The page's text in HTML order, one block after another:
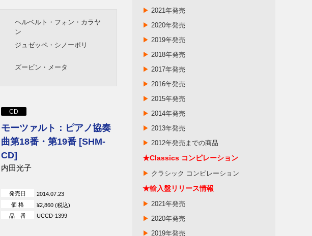
ヘルベルト・フォン・カラヤ
ン
ジュゼッペ・シノーポリ
ズービン・メータ
CD
モーツァルト：ピアノ協奏
曲第18番・第19番 [SHM-
CD]
内田光子
発売日
2014.07.23
価 格
¥2,860 (税込)
品 番
UCCD-1399
▶ 2021年発売
▶ 2020年発売
▶ 2019年発売
▶ 2018年発売
▶ 2017年発売
▶ 2016年発売
▶ 2015年発売
▶ 2014年発売
▶ 2013年発売
▶ 2012年発売までの商品
★Classics コンピレーション
▶ クラシック コンピレーション
★輸入盤リリース情報
▶ 2021年発売
▶ 2020年発売
▶ 2019年発売